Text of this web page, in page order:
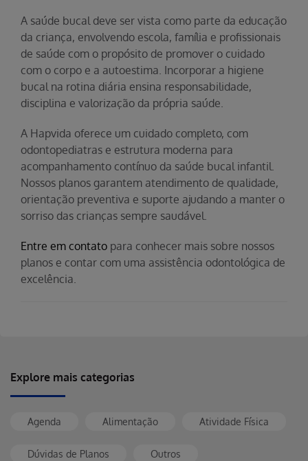
A saúde bucal deve ser vista como parte da educação
da criança, envolvendo escola, família e profissionais
de saúde com o propósito de promover o cuidado
com o corpo e a autoestima. Incorporar a higiene
bucal na rotina diária ensina responsabilidade,
disciplina e valorização da própria saúde.
A Hapvida oferece um cuidado completo, com
odontopediatras e estrutura moderna para
acompanhamento contínuo da saúde bucal infantil.
Nossos planos garantem atendimento de qualidade,
orientação preventiva e suporte ajudando a manter o
sorriso das crianças sempre saudável.
Entre em contato para conhecer mais sobre nossos
planos e contar com uma assistência odontológica de
excelência.
Explore mais categorias
Agenda Alimentação Atividade Física
Dúvidas de Planos Outros